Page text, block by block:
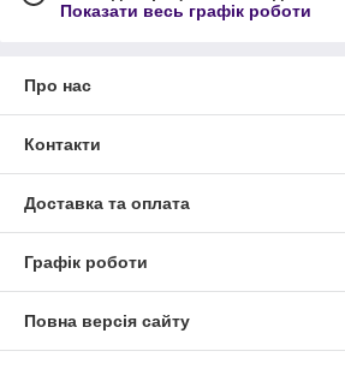
Показати весь графік роботи
Про нас
Контакти
Доставка та оплата
Графік роботи
Повна версія сайту